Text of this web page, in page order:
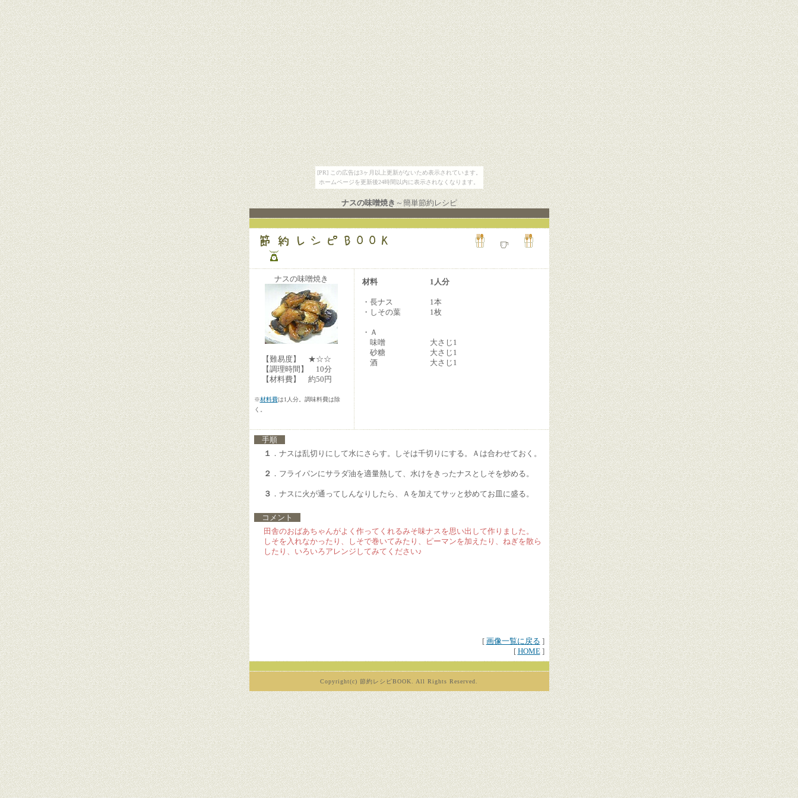
[PR] この広告は3ヶ月以上更新がないため表示されています。
ホームページを更新後24時間以内に表示されなくなります。
ナスの味噌焼き ～簡単節約レシピ
ナスの味噌焼き
【難易度】 ★☆☆
【調理時間】 10分
【材料費】 約50円
※材料費は1人分。調味料費は除
く。
材料
・長ナス
・しその葉
・Ａ
味噌
砂糖
酒
1人分
1本
1枚
大さじ1
大さじ1
大さじ1
手順
１ ．ナスは乱切りにして水にさらす。しそは千切りにする。Ａは合わせておく。
２ ．フライパンにサラダ油を適量熱して、水けをきったナスとしそを炒める。
３ ．ナスに火が通ってしんなりしたら、Ａを加えてサッと炒めてお皿に盛る。
コメント
田舎のおばあちゃんがよく作ってくれるみそ味ナスを思い出して作りました。
しそを入れなかったり、しそで巻いてみたり、ピーマンを加えたり、ねぎを散ら
したり、いろいろアレンジしてみてください♪
[ 画像一覧に戻る ]
[ HOME]
Copyright(c) 節約レシピBOOK. All Rights Reserved.